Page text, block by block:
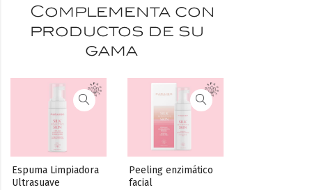
Complementa con
productos de su
gama
Espuma Limpiadora
Ultrasuave
Peeling enzimático
facial